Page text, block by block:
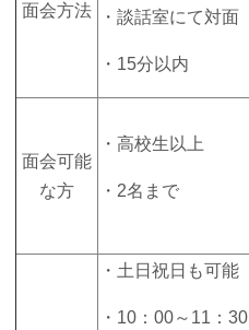
面会方法 ・談話室にて対面
・15分以内
面会可能
な方
・高校生以上
・2名まで
・土日祝日も可能
・10：00～11：30